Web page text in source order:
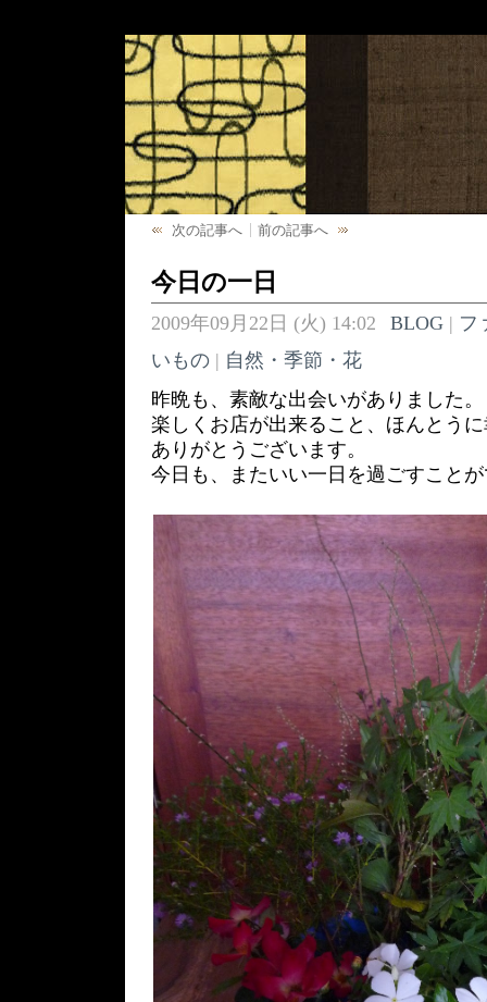
次の記事へ 前の記事へ
今日の一日
2009年09月22日 (火) 14:02 BLOG| フ
いもの | 自然・季節・花
昨晩も、素敵な出会いがありました。
楽しくお店が出来ること、ほんとう
ありがとうございます。
今日も、またいい一日を過ごすこと